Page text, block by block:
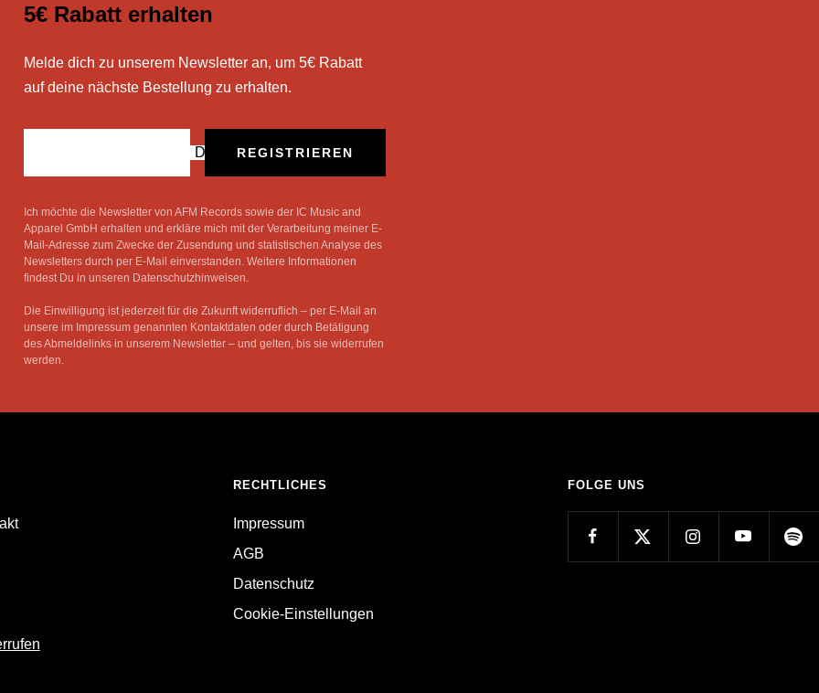
5€ Rabatt erhalten
Melde dich zu unserem Newsletter an, um 5€ Rabatt
auf deine nächste Bestellung zu erhalten.
Deine E-MailREGISTRIEREN
Ich möchte die Newsletter von AFM Records sowie der IC Music and
Apparel GmbH erhalten und erkläre mich mit der Verarbeitung meiner E-
Mail-Adresse zum Zwecke der Zusendung und statistischen Analyse des
Newsletters durch per E-Mail einverstanden. Weitere Informationen
findest Du in unseren Datenschutzhinweisen.
Die Einwilligung ist jederzeit für die Zukunft widerruflich – per E-Mail an
unsere im Impressum genannten Kontaktdaten oder durch Betätigung
des Abmeldelinks in unserem Newsletter – und gelten, bis sie widerrufen
werden.
RECHTLICHES
Impressum
AGB
Datenschutz
Cookie-Einstellungen
FOLGE UNS